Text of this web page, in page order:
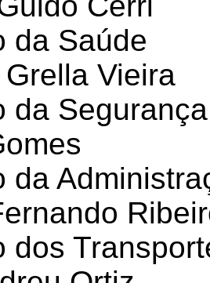
da Saúde
Vieira
da
da
dos